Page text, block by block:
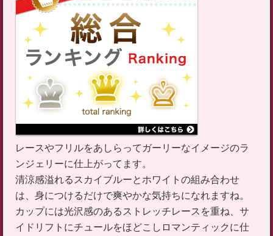
レースやフリルをあしらってガーリーなイメージのラ
ンジェリーに仕上がってます。
清涼感溢れるスカイブルーとホワイトの組み合わせ
は、身につけるだけで爽やかな気持ちになれますね。
カップには光沢感のあるストレッチレースを重ね、サ
イドリフトにチュールをほどこしロマンティックに仕